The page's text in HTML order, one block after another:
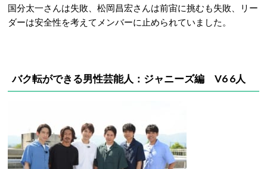
国分太一さんは失敗、松岡昌宏さんは前宙に挑むも失敗、リー
ダーは安全性を考えてメンバーに止められていました。
バク転ができる男性芸能人：ジャニーズ編 V6 6人